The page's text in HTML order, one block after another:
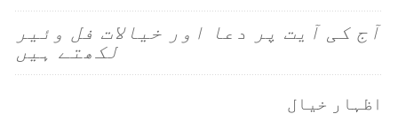
آج کی آیت پر دعا اور خیالات فل وئیر
لکھتے ہیں
اظہارِ خیال